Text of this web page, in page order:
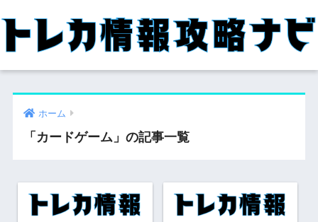
ホーム
「カードゲーム」の記事一覧